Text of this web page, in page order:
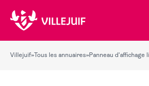
Villejuif» Tous les annuaires»Panneau d'affichage